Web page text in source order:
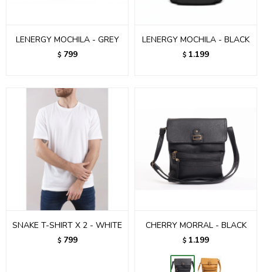
LENERGY MOCHILA - GREY
$ 799
LENERGY MOCHILA - BLACK
$ 1.199
SNAKE T-SHIRT X 2 - WHITE
$ 799
CHERRY MORRAL - BLACK
$ 1.199